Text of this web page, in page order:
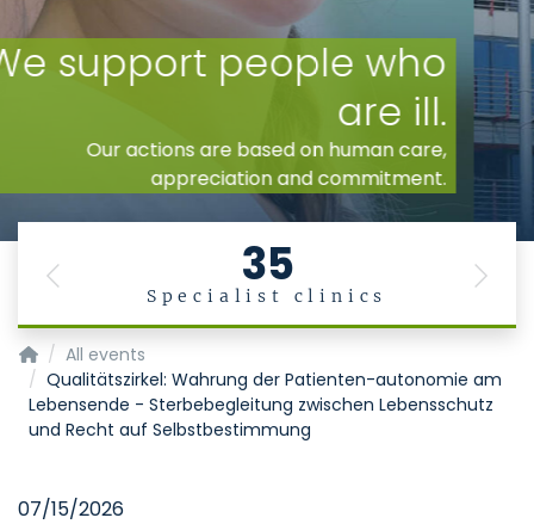
35
Specialist clinics
Previous Next
Homepage of Uniklinik RWTH Aachen
All events
Qualitätszirkel: Wahrung der Patienten-autonomie am
Lebensende - Sterbebegleitung zwischen Lebensschutz
und Recht auf Selbstbestimmung
07/15/2026